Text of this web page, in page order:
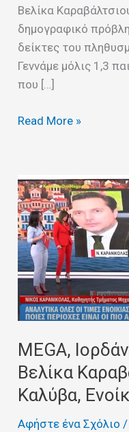
Βελίκα
δημογραφικό
δείκτες του
Γεννάμε μόλις 1,3
που […]
Read More »
MEGA,
Βελίκα
Καλύβα,
Αφήστε ένα Σχόλιο
MEGA,
Ιορδάνης
Χασαπόπουλος,
Βελίκα
Καραβάλτσιου
και
Γωγώ
Καλύβα,